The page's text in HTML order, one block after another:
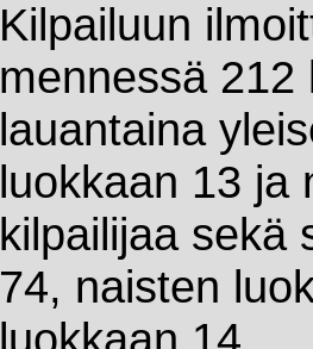
Kilpailuun
mennessä 212
lauantaina
luokkaan 13 ja
kilpailijaa sekä
74, naisten